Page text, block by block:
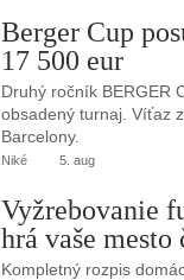
Berger Cup
17 500 eur
Druhý ročník BERGER
obsadený turnaj. Víťaz
Barcelony.
Niké 5. aug
Vyžrebovanie
hrá vaše mesto
Kompletný rozpis